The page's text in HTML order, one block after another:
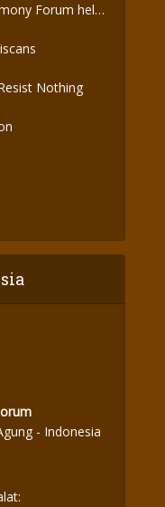
Forum held
Nothing
- Indonesia